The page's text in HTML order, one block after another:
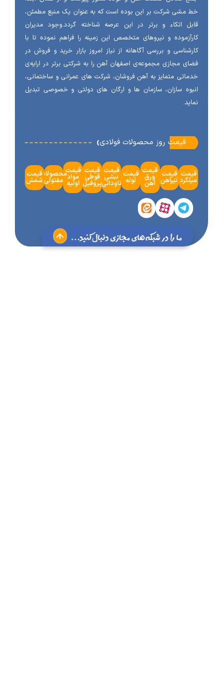
مشی شرکت بر این بوده است که به عنوان یک منبع مطمئن،
اتکاء و برتر در این عرصه شناخته گردد.وجود مدیران
و نیروهای متخصص این زمینه را فراهم نموده تا با
و بررسی آگاهانه از نیاز امروز بازار خرید و فروش در
مجازی مجموعه‌ی اصفهان آهن را به شرکتی برتر در ارایه‌ی
متمایز به آهن فروشان، شرکت های عمرانی و ساختمانی،
سازان، سازمان ها و ارگان های دولتی و خصوصی تبدیل
‹قیمت روز محصولات فولادی
قیمت
تیرآهن
قیمت
ورق
آهن
قیمت
لوله
قیمت
نبشی
ناودانی
قیمت
قوطی
پروفیل
قیمت
مواد
اولیه
محصولات
مفتولی
قیمت
شمش